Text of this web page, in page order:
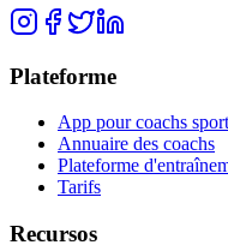
Plateforme
App pour coachs
Annuaire des coachs
Plateforme
Tarifs
Recursos